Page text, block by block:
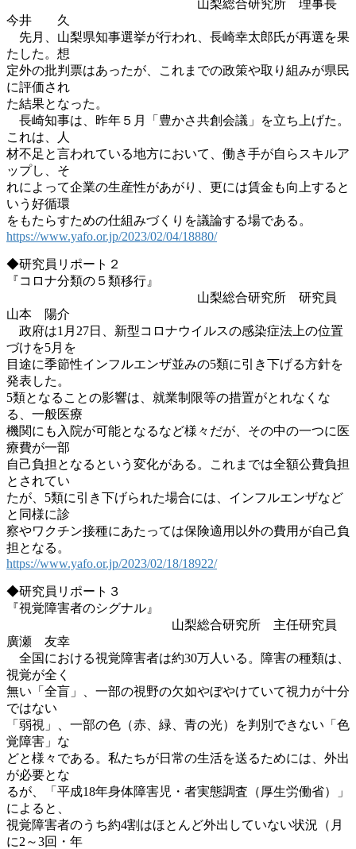
山梨総合研究所 理事長
今井 久
先月、山梨県知事選挙が行われ、長崎幸太郎氏が再選を果
たした。想
定外の批判票はあったが、これまでの政策や取り組みが県民
に評価され
た結果となった。
長崎知事は、昨年５月「豊かさ共創会議」を立ち上げた。
これは、人
材不足と言われている地方において、働き手が自らスキルア
ップし、そ
れによって企業の生産性があがり、更には賃金も向上すると
いう好循環
をもたらすための仕組みづくりを議論する場である。
https://www.yafo.or.jp/2023/02/04/18880/
◆研究員リポート２
『コロナ分類の５類移行』
山梨総合研究所 研究員
山本 陽介
政府は1月27日、新型コロナウイルスの感染症法上の位置
づけを5月を
目途に季節性インフルエンザ並みの5類に引き下げる方針を
発表した。
5類となることの影響は、就業制限等の措置がとれなくな
る、一般医療
機関にも入院が可能となるなど様々だが、その中の一つに医
療費が一部
自己負担となるという変化がある。これまでは全額公費負担
とされてい
たが、5類に引き下げられた場合には、インフルエンザなど
と同様に診
察やワクチン接種にあたっては保険適用以外の費用が自己負
担となる。
https://www.yafo.or.jp/2023/02/18/18922/
◆研究員リポート３
『視覚障害者のシグナル』
山梨総合研究所 主任研究員
廣瀬 友幸
全国における視覚障害者は約30万人いる。障害の種類は、
視覚が全く
無い「全盲」、一部の視野の欠如やぼやけていて視力が十分
ではない
「弱視」、一部の色（赤、緑、青の光）を判別できない「色
覚障害」な
どと様々である。私たちが日常の生活を送るためには、外出
が必要とな
るが、「平成18年身体障害児・者実態調査（厚生労働省）」
によると、
視覚障害者のうち約4割はほとんど外出していない状況（月
に2～3回・年